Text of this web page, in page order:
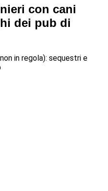
con cani
dei pub di
in regola): sequestri e